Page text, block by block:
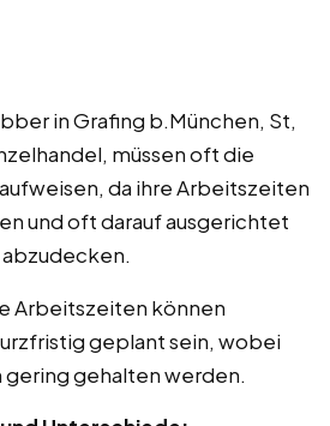
in Grafing b.München, St,
müssen oft die
da ihre Arbeitszeiten
und oft darauf ausgerichtet
Arbeitszeiten können
geplant sein, wobei
gehalten werden.